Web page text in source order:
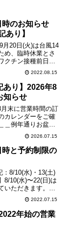
のお知らせ
あり】
月20日(火)は台風14
め、臨時休業とさ
クチン接種前日か
、引き続き当院で
ようよろしくお願
くは下のリンクか
。ワクチン接種前
2022.08.15
あり】2026年8
知らせ
月末に営業時間の訂
カレンダーをご確
＿例年通りお盆期
約受付とさせてい
16(日)は初回予約を
了承くださいま
の方は7月〜
2026.07.15
と予約制限の
：8/10(水)・13(土)
8/10(水)〜22(日)は
いただきます。こ
のみご予約可能、
は停止となりま
)、22(月)です。不
てお...
2022.07.15
年始の営業